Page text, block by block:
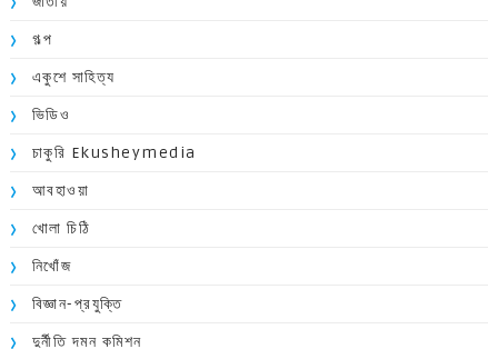
গল্প
একুশে সাহিত্য
ভিডিও
চাকুরি Ekusheymedia
আবহাওয়া
খোলা চিঠি
নিখোঁজ
বিজ্ঞান-প্রযুক্তি
দুর্নীতি দমন কমিশন